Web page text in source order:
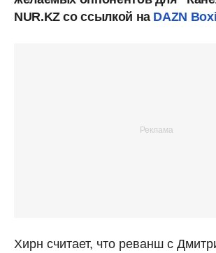
NUR.KZ со ссылкой на DAZN
Хирн считает, что реванш с